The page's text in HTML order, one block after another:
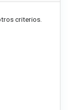
criterios.